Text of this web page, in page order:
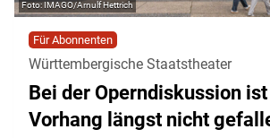
IMAGO/Arnulf Hettrich
Für Abonnenten
Württembergische Staatstheater
Bei der Operndiskussion
Vorhang längst nicht